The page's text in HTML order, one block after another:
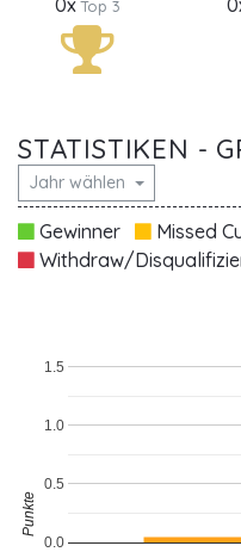
Top 3
STATISTIKEN -
Jahr wählen
Gewinner Missed
Withdraw/
0.0
0.5
1.0
1.5
Punkte